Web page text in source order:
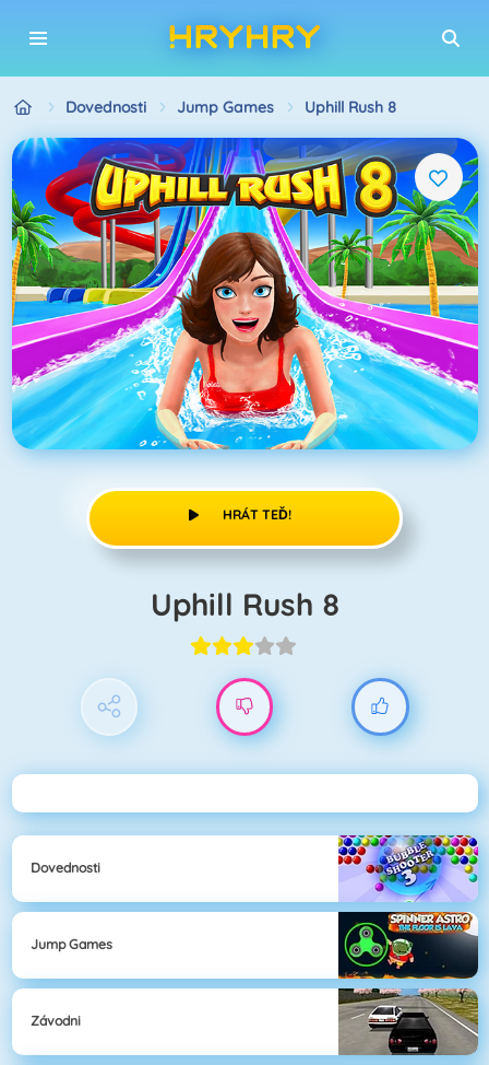
Dovednosti Jump Games Uphill Rush 8
HRÁT TEĎ!
Uphill Rush 8
Dovednosti
Jump Games
Závodni